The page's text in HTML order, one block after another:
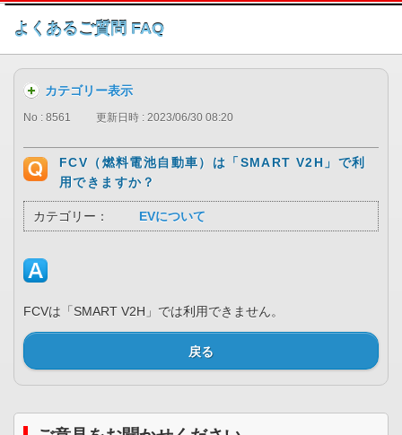
このページの本文へ
よくあるご質問 FAQ
カテゴリー表示
No : 8561 更新日時 : 2023/06/30 08:20
FCV（燃料電池自動車）は「SMART V2H」で利
用できますか？
カテゴリー： EVについて
FCVは「SMART V2H」では利用できません。
戻る